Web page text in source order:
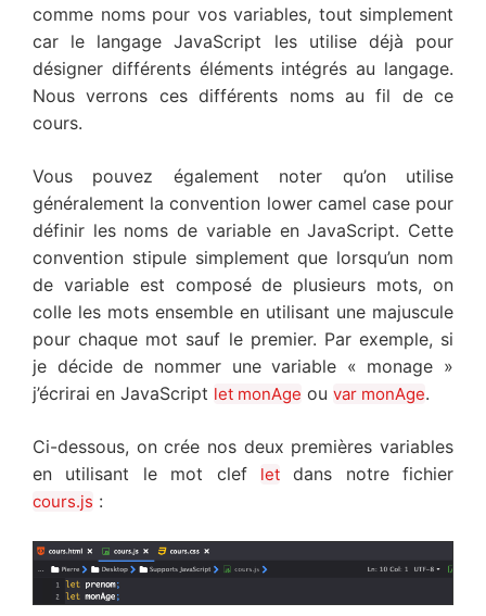
comme noms pour vos variables, tout simplement
car le langage JavaScript les utilise déjà pour
désigner différents éléments intégrés au langage.
Nous verrons ces différents noms au fil de ce
cours.
Vous pouvez également noter qu’on utilise
généralement la convention lower camel case pour
définir les noms de variable en JavaScript. Cette
convention stipule simplement que lorsqu’un nom
de variable est composé de plusieurs mots, on
colle les mots ensemble en utilisant une majuscule
pour chaque mot sauf le premier. Par exemple, si
je décide de nommer une variable « monage »
j’écrirai en JavaScript let monAge ou var monAge.
Ci-dessous, on crée nos deux premières variables
en utilisant le mot clef letdans notre fichier
cours.js :